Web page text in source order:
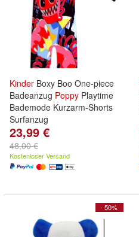
Kinder Boxy Boo One-piece
Badeanzug Poppy Playtime
Bademode Kurzarm-Shorts
Surfanzug
23,99 €
48,00 €
Kostenloser Versand
- 50%